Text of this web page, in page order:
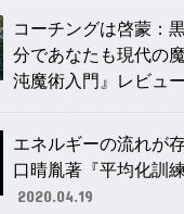
コーチングは啓蒙：
分であなたも現代の
沌魔術入門』レビュー
エネルギーの流れが
口晴胤著『平均化訓
2020.04.19